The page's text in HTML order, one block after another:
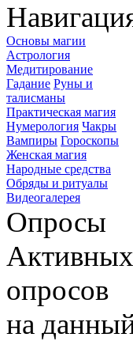
Основы магии
Астрология
Медитирование
Гадание Руны и
талисманы
Практическая магия
Нумерология Чакры
Вампиры Гороскопы
Женская магия
Народные средства
Обряды и ритуалы
Видеогалерея
Опросы
Активных
опросов
на